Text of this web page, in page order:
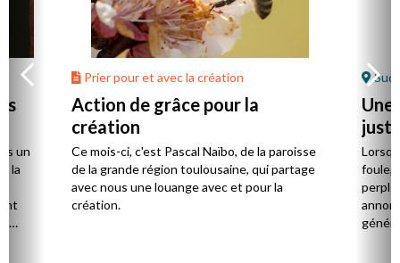
un
la
Prier pour et avec la création
Action de grâce pour la
création
Ce mois-ci, c'est Pascal Naïbo, de la paroisse
de la grande région toulousaine, qui partage
avec nous une louange avec et pour la
création.
Une
foule,